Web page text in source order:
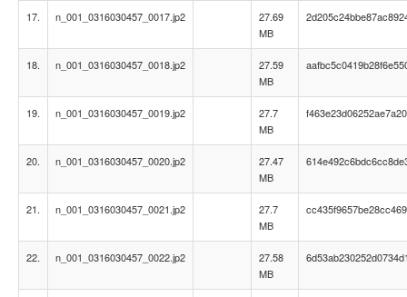
17. n_001_0316030457_0017.jp2
27.69
MB
18. n_001_0316030457_0018.jp2
27.59
MB
19. n_001_0316030457_0019.jp2
27.7
MB
20. n_001_0316030457_0020.jp2
27.47
MB
21. n_001_0316030457_0021.jp2
27.7
MB
22. n_001_0316030457_0022.jp2
27.58
MB